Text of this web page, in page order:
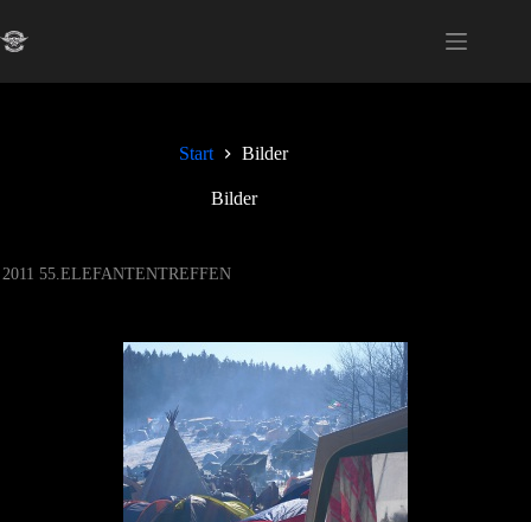
Inhalt
springen
Start Bilder
Bilder
2011 55.ELEFANTENTREFFEN